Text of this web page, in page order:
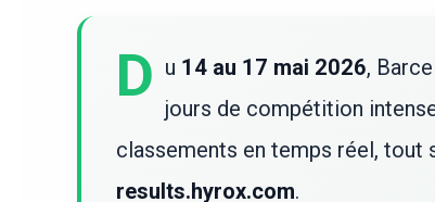
D u 14 au 17 mai 2026,
jours de compétition
classements en temps réel,
results.hyrox.com.